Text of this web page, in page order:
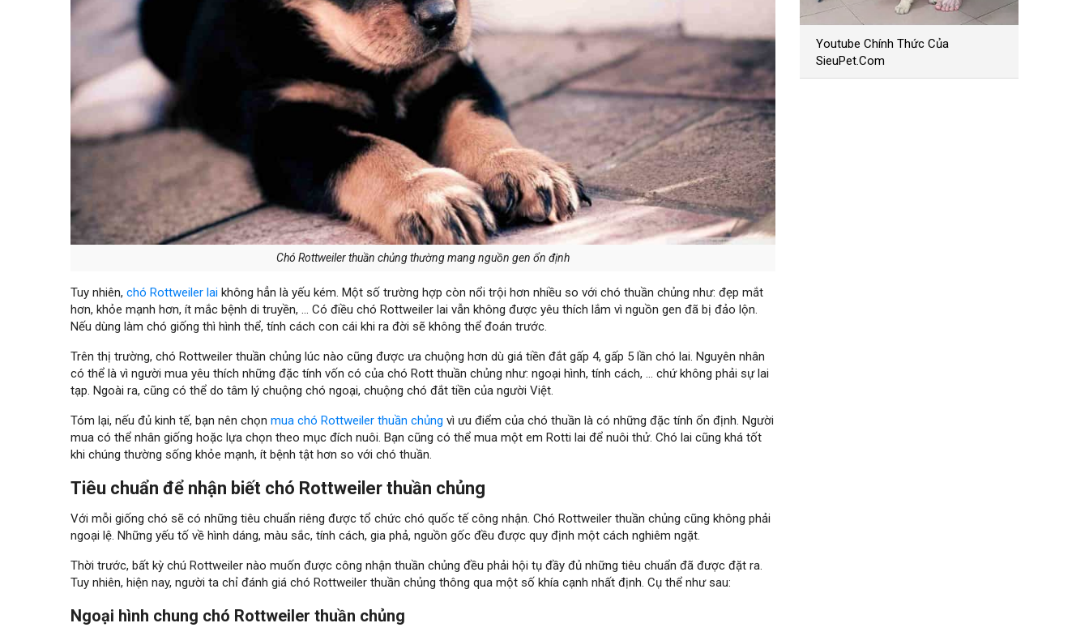
Chó Rottweiler thuần chủng thường mang nguồn gen ổn định
Tuy nhiên, chó Rottweiler lai không hẳn là yếu kém. Một số trường hợp còn nổi trội hơn nhiều so với chó thuần chủng như: đẹp mắt
hơn, khỏe mạnh hơn, ít mắc bệnh di truyền, … Có điều chó Rottweiler lai vẫn không được yêu thích lắm vì nguồn gen đã bị đảo lộn.
Nếu dùng làm chó giống thì hình thể, tính cách con cái khi ra đời sẽ không thể đoán trước.
Trên thị trường, chó Rottweiler thuần chủng lúc nào cũng được ưa chuộng hơn dù giá tiền đắt gấp 4, gấp 5 lần chó lai. Nguyên nhân
có thể là vì người mua yêu thích những đặc tính vốn có của chó Rott thuần chủng như: ngoại hình, tính cách, … chứ không phải sự lai
tạp. Ngoài ra, cũng có thể do tâm lý chuộng chó ngoại, chuộng chó đắt tiền của người Việt.
Tóm lại, nếu đủ kinh tế, bạn nên chọn mua chó Rottweiler thuần chủng vì ưu điểm của chó thuần là có những đặc tính ổn định. Người
mua có thể nhân giống hoặc lựa chọn theo mục đích nuôi. Bạn cũng có thể mua một em Rotti lai để nuôi thử. Chó lai cũng khá tốt
khi chúng thường sống khỏe mạnh, ít bệnh tật hơn so với chó thuần.
Tiêu chuẩn để nhận biết chó Rottweiler thuần chủng
Với mỗi giống chó sẽ có những tiêu chuẩn riêng được tổ chức chó quốc tế công nhận. Chó Rottweiler thuần chủng cũng không phải
ngoại lệ. Những yếu tố về hình dáng, màu sắc, tính cách, gia phả, nguồn gốc đều được quy định một cách nghiêm ngặt.
Thời trước, bất kỳ chú Rottweiler nào muốn được công nhận thuần chủng đều phải hội tụ đầy đủ những tiêu chuẩn đã được đặt ra.
Tuy nhiên, hiện nay, người ta chỉ đánh giá chó Rottweiler thuần chủng thông qua một số khía cạnh nhất định. Cụ thể như sau:
Ngoại hình chung chó Rottweiler thuần chủng
Youtube Chính Thức Của
SieuPet.Com